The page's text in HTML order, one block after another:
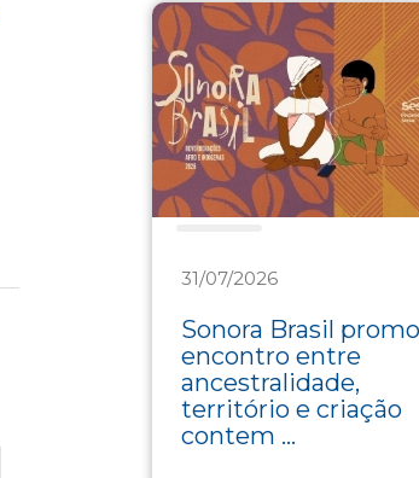
31/07/2026
Sonora Brasil
encontro entre
ancestralidade,
território e criação
contem ...